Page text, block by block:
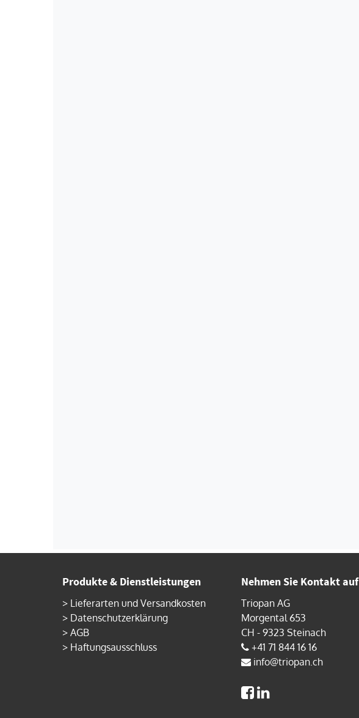
Produkte & Dienstleistungen
> Lieferarten und Versandkosten
> Datenschutzerklärung
> AGB
> Haftungsausschluss
Nehmen Sie Kontakt auf
Triopan AG
Morgental 653
CH - 9323 Steinach
+41 71 844 16 16
info@triopan.ch